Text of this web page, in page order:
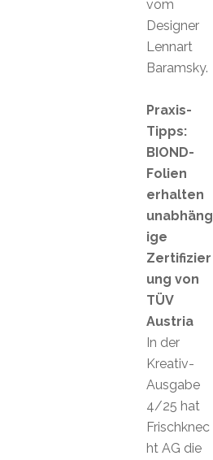
vom
Designer
Lennart
Baramsky.
Praxis-
Tipps:
BIOND-
Folien
erhalten
unabhäng
ige
Zertifizier
ung von
TÜV
Austria
In der
Kreativ-
Ausgabe
4/25 hat
Frischknec
ht AG die